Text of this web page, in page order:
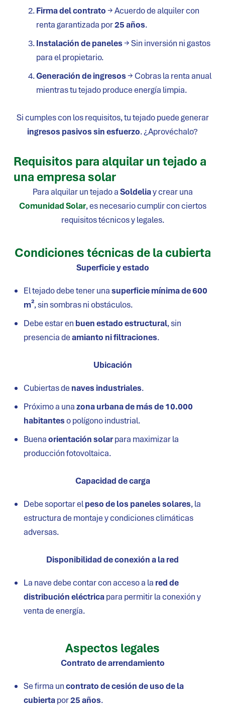
Firma del contrato→ Acuerdo de alquiler con
renta garantizada por25 años.
Instalación de paneles→ Sin inversión ni gastos
para el propietario.
Generación de ingresos→ Cobras la renta anual
mientras tu tejado produce energía limpia.
Si cumples con los requisitos, tu tejado puede generar
ingresos pasivos sin esfuerzo. ¿Aprovéchalo?
Requisitos para alquilar un tejado a
una empresa solar
Para alquilar un tejado aSoldeliay crear una
Comunidad Solar, es necesario cumplir con ciertos
requisitos técnicos y legales.
Condiciones técnicas de la cubierta
Superficie y estado
El tejado debe tener unasuperficie mínima de 600
m², sin sombras ni obstáculos.
Debe estar en buen estado estructural, sin
presencia deamianto ni filtraciones.
Ubicación
Cubiertas denaves industriales.
Próximo a unazona urbana de más de 10.000
habitanteso polígono industrial.
Buenaorientación solarpara maximizar la
producción fotovoltaica.
Capacidad de carga
Debe soportar elpeso de los paneles solares, la
estructura de montaje y condiciones climáticas
adversas.
Disponibilidad de conexión a la red
La nave debe contar con acceso a la red de
distribución eléctricapara permitir la conexión y
venta de energía.
Aspectos legales
Contrato de arrendamiento
Se firma uncontrato de cesión de uso de la
cubiertapor25 años.